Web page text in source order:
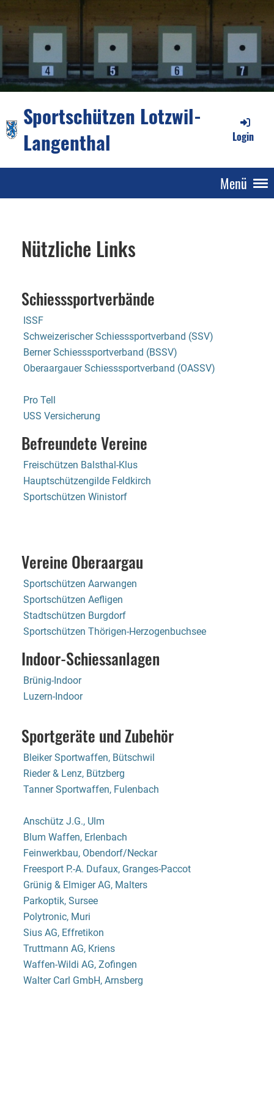
Sportschützen Lotzwil-
Langenthal
Login
Menü
Nützliche Links
Schiesssportverbände
ISSF
Schweizerischer Schiesssportverband (SSV)
Berner Schiesssportverband (BSSV)
Oberaargauer Schiesssportverband (OASSV)
Pro Tell
USS Versicherung
Befreundete Vereine
Freischützen Balsthal-Klus
Hauptschützengilde Feldkirch
Sportschützen Winistorf
Vereine Oberaargau
Sportschützen Aarwangen
Sportschützen Aefligen
Stadtschützen Burgdorf
Sportschützen Thörigen-Herzogenbuchsee
Indoor-Schiessanlagen
Brünig-Indoor
Luzern-Indoor
Sportgeräte und Zubehör
Bleiker Sportwaffen, Bütschwil
Rieder & Lenz, Bützberg
Tanner Sportwaffen, Fulenbach
Anschütz J.G., Ulm
Blum Waffen, Erlenbach
Feinwerkbau, Obendorf/Neckar
Freesport P.-A. Dufaux, Granges-Paccot
Grünig & Elmiger AG, Malters
Parkoptik, Sursee
Polytronic, Muri
Sius AG, Effretikon
Truttmann AG, Kriens
Waffen-Wildi AG, Zofingen
Walter Carl GmbH, Arnsberg